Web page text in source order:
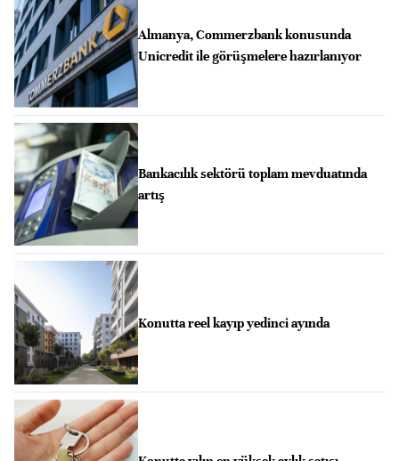
Almanya, Commerzbank konusunda
Unicredit ile görüşmelere hazırlanıyor
Bankacılık sektörü toplam mevduatında
artış
Konutta reel kayıp yedinci ayında